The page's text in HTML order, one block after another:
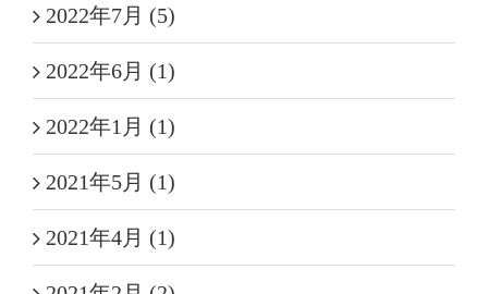
2022年7月 (5)
2022年6月 (1)
2022年1月 (1)
2021年5月 (1)
2021年4月 (1)